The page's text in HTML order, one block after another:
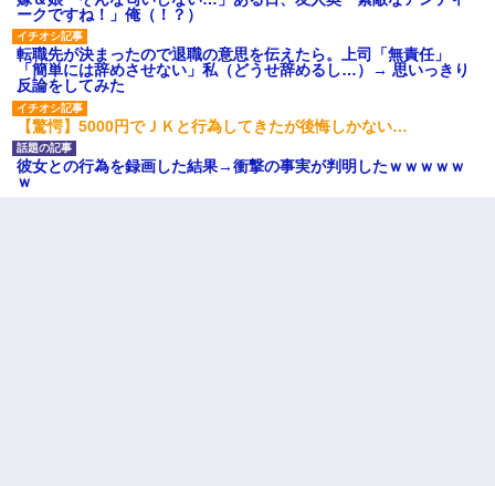
ークですね！」俺（！？）
転職先が決まったので退職の意思を伝えたら。上司「無責任」
「簡単には辞めさせない」私（どうせ辞めるし…）→ 思いっきり
反論をしてみた
【驚愕】5000円でＪＫと行為してきたが後悔しかない…
彼女との行為を録画した結果→衝撃の事実が判明したｗｗｗｗｗ
ｗ